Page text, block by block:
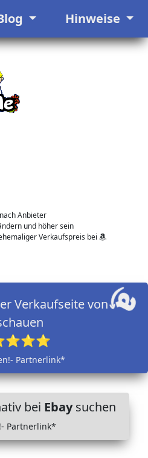
Hinweise
Anbieter
und höher sein
Verkaufspreis bei
Verkaufseite von
Partnerlink*
bei Ebaysuchen
Partnerlink*